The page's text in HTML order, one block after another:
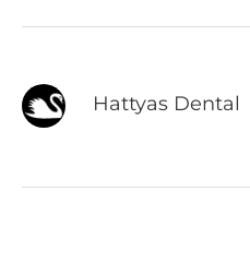
Hattyas Dental